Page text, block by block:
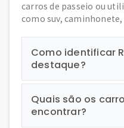
carros de passeio ou
como suv,
Como identificar
destaque?
Quais são os
encontrar?